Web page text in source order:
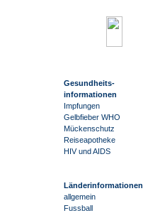
Gesundheits-
informationen
Impfungen
Gelbfieber WHO
Mückenschutz
Reiseapotheke
HIV und AIDS
Länderinformationen
allgemein
Fussball